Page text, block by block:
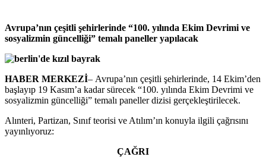
Avrupa’nın çeşitli şehirlerinde “100. yılında Ekim Devrimi ve
sosyalizmin güncelliği” temalı paneller yapılacak
HABER MERKEZİ– Avrupa’nın çeşitli şehirlerinde, 14 Ekim’den
başlayıp 19 Kasım’a kadar sürecek “100. yılında Ekim Devrimi ve
sosyalizmin güncelliği” temalı paneller dizisi gerçekleştirilecek.
Alınteri, Partizan, Sınıf teorisi ve Atılım’ın konuyla ilgili çağrısını
yayınlıyoruz:
ÇAĞRI